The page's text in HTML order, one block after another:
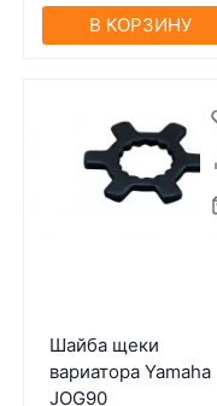
В КОРЗИНУ
Шайба щеки
вариатора Yamaha
JOG90